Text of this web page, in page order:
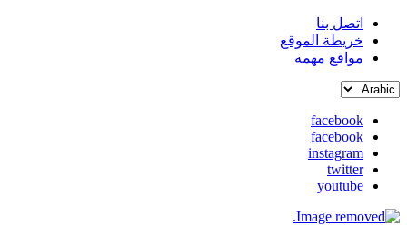
القائمة
العلوية
(header
top)
اتصل بنا
خريطة الموقع
مواقع مهمه
Select
language
social
media
facebook
facebook
instagram
twitter
youtube